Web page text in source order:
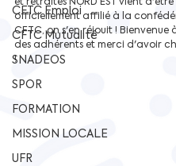
CFTC Emploi
CFTC Mutualité
SNADEOS
SPOR
FORMATION
MISSION LOCALE
UFR
officiellement affilié à la
CFTC, on s'en réjouit ! Bienvenue
des adhérents et merci d'avoir
!